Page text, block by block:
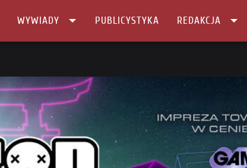
WYWIADY PUBLICYSTYKA REDAKCJA